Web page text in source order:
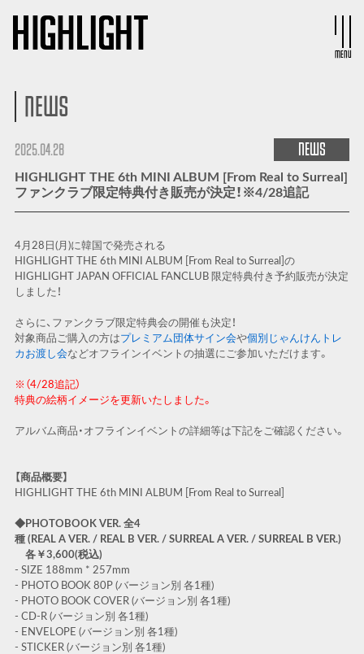
MENU
NEWS
2025.04.28 NEWS
HIGHLIGHT THE 6th MINI ALBUM [From Real to Surreal]
ファンクラブ限定特典付き販売が決定！※4/28追記
4月28日(月)に韓国で発売される
HIGHLIGHT THE 6th MINI ALBUM [From Real to Surreal]の
HIGHLIGHT JAPAN OFFICIAL FANCLUB 限定特典付き予約販売が決定
しました！
さらに、ファンクラブ限定特典会の開催も決定！
対象商品ご購入の方はプレミアム団体サイン会や個別じゃんけんトレ
カお渡し会などオフラインイベントの抽選にご参加いただけます。
※（4/28追記）
特典の絵柄イメージを更新いたしました。​
アルバム商品・オフラインイベントの詳細等は下記をご確認ください。
【商品概要】
HIGHLIGHT THE 6th MINI ALBUM [From Real to Surreal]
◆PHOTOBOOK VER. 全4
種 (REAL A VER. / REAL B VER. / SURREAL A VER. / SURREAL B VER.)
各￥3,600(税込)
- SIZE 188mm * 257mm
- PHOTO BOOK 80P (バージョン別 各1種)
- PHOTO BOOK COVER (バージョン別 各1種)
- CD-R (バージョン別 各1種)
- ENVELOPE (バージョン別 各1種)
- STICKER (バージョン別 各1種)